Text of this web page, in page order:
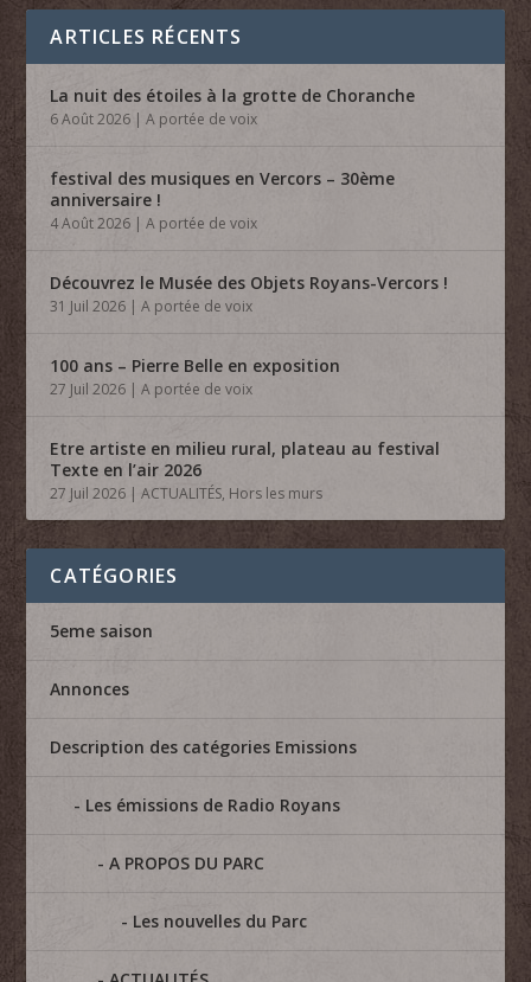
ARTICLES RÉCENTS
La nuit des étoiles à la grotte de Choranche
6 Août 2026 |A portée de voix
festival des musiques en Vercors – 30ème
anniversaire !
4 Août 2026 |A portée de voix
Découvrez le Musée des Objets Royans-Vercors !
31 Juil 2026 |A portée de voix
100 ans – Pierre Belle en exposition
27 Juil 2026 |A portée de voix
Etre artiste en milieu rural, plateau au festival
Texte en l’air 2026
27 Juil 2026 |ACTUALITÉS, Hors les murs
CATÉGORIES
5eme saison
Annonces
Description des catégories Emissions
Les émissions de Radio Royans
A PROPOS DU PARC
Les nouvelles du Parc